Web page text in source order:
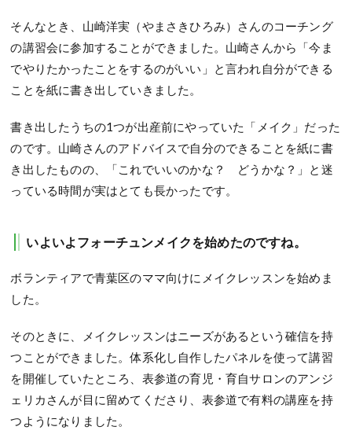
そんなとき、山崎洋実（やまさきひろみ）さんのコーチング
の講習会に参加することができました。山崎さんから「今ま
でやりたかったことをするのがいい」と言われ自分ができる
ことを紙に書き出していきました。
書き出したうちの1つが出産前にやっていた「メイク」だった
のです。山崎さんのアドバイスで自分のできることを紙に書
き出したものの、「これでいいのかな？ どうかな？」と迷
っている時間が実はとても長かったです。
いよいよフォーチュンメイクを始めたのですね。
ボランティアで青葉区のママ向けにメイクレッスンを始めま
した。
そのときに、メイクレッスンはニーズがあるという確信を持
つことができました。体系化し自作したパネルを使って講習
を開催していたところ、表参道の育児・育自サロンのアンジ
ェリカさんが目に留めてくださり、表参道で有料の講座を持
つようになりました。